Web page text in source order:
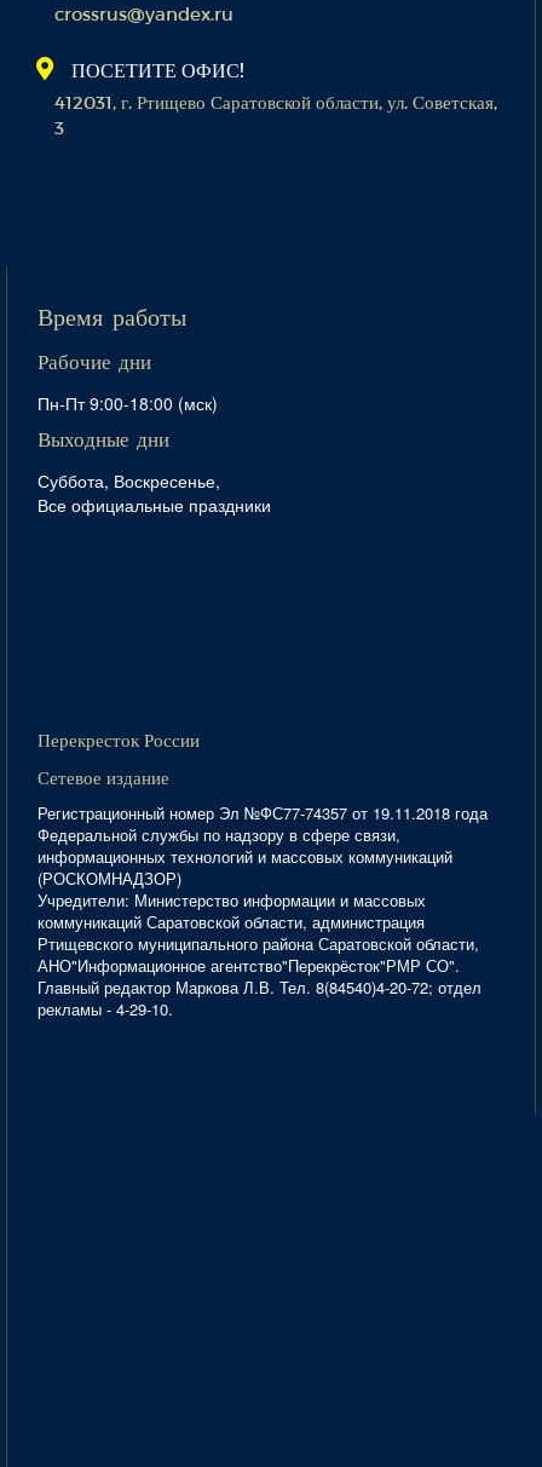
crossrus@yandex.ru
ПОСЕТИТЕ ОФИС!
412031, г. Ртищево Саратовской области, ул. Советская,
3
Время работы
Рабочие дни
Пн-Пт 9:00-18:00 (мск)
Выходные дни
Суббота, Воскресенье,
Все официальные праздники
Перекресток России
Сетевое издание
Регистрационный номер Эл №ФС77-74357 от 19.11.2018 года
Федеральной службы по надзору в сфере связи,
информационных технологий и массовых коммуникаций
(РОСКОМНАДЗОР)
Учредители: Министерство информации и массовых
коммуникаций Саратовской области, администрация
Ртищевского муниципального района Саратовской области,
АНО"Информационное агентство"Перекрёсток"РМР СО".
Главный редактор Маркова Л.В. Тел. 8(84540)4-20-72; отдел
рекламы - 4-29-10.